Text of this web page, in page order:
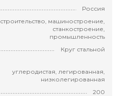
Россия
строительство, машиностроение,
станкостроение,
промышленность
Круг стальной
углеродистая, легированная,
низколегированная
200